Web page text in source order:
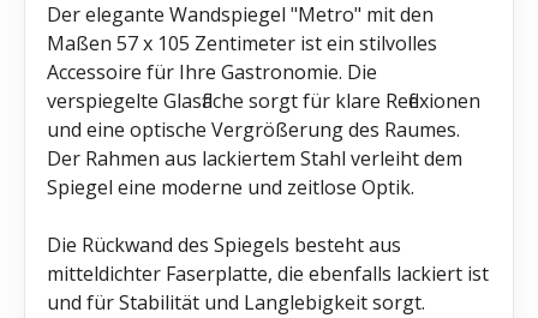
Der elegante Wandspiegel "Metro" mit den
Maßen 57 x 105 Zentimeter ist ein stilvolles
Accessoire für Ihre Gastronomie. Die
verspiegelte Glasfläche sorgt für klare Reflexionen
und eine optische Vergrößerung des Raumes.
Der Rahmen aus lackiertem Stahl verleiht dem
Spiegel eine moderne und zeitlose Optik.
Die Rückwand des Spiegels besteht aus
mitteldichter Faserplatte, die ebenfalls lackiert ist
und für Stabilität und Langlebigkeit sorgt.